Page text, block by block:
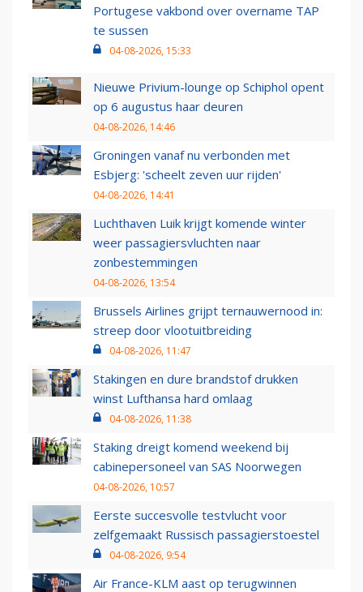
Portugese vakbond over overname TAP
te sussen
04-08-2026, 15:33
Nieuwe Privium-lounge op Schiphol opent
op 6 augustus haar deuren
04-08-2026, 14:46
Groningen vanaf nu verbonden met
Esbjerg: 'scheelt zeven uur rijden'
04-08-2026, 14:41
Luchthaven Luik krijgt komende winter
weer passagiersvluchten naar
zonbestemmingen
04-08-2026, 13:54
Brussels Airlines grijpt ternauwernood in:
streep door vlootuitbreiding
04-08-2026, 11:47
Stakingen en dure brandstof drukken
winst Lufthansa hard omlaag
04-08-2026, 11:38
Staking dreigt komend weekend bij
cabinepersoneel van SAS Noorwegen
04-08-2026, 10:57
Eerste succesvolle testvlucht voor
zelfgemaakt Russisch passagierstoestel
04-08-2026, 9:54
Air France-KLM aast op terugwinnen